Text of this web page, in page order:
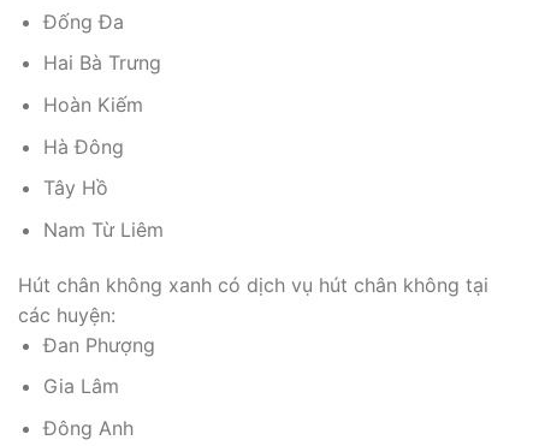
Đống Đa
Hai Bà Trưng
Hoàn Kiếm
Hà Đông
Tây Hồ
Nam Từ Liêm
Hút chân không xanh có dịch vụ hút chân không tại
các huyện:
Đan Phượng
Gia Lâm
Đông Anh